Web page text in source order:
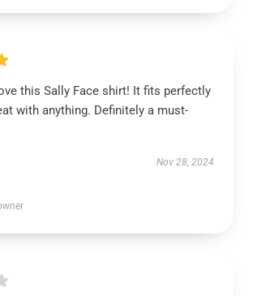
this Sally Face shirt! It fits perfectly
with anything. Definitely a must-
Nov 28, 2024